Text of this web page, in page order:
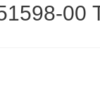
00